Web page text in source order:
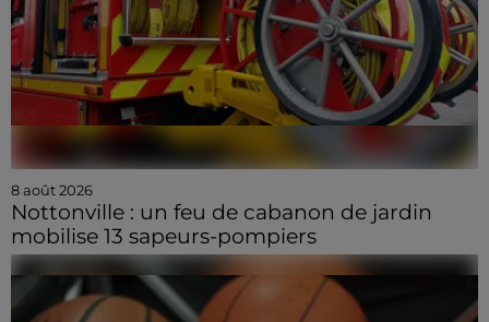
8 août 2026
Nottonville : un feu de cabanon de jardin
mobilise 13 sapeurs-pompiers